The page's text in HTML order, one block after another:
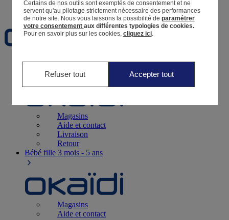
Favoris
Naissance0-12 mois
Magasins
Aide et contact
Livraison
Retour
Bébé fille 3 mois - 5 ans
Magasins
Aide et contact
Certains de nos outils sont exemptés de consentement et ne
servent qu'au pilotage strictement nécessaire des performances
de notre site. Nous vous laissons la possibilité de paramétrer
votre consentement aux différentes typologies de cookies.
Pour en savoir plus sur les cookies, cliquez ici.
Refuser tout Accepter tout